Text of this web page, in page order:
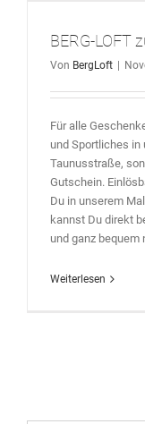
BERG-LOFT
Von BergLoft |
Für alle
und Sportliches in
Taunusstraße,
Gutschein.
Du in unserem
kannst Du direkt
und ganz bequem
Weiterlesen